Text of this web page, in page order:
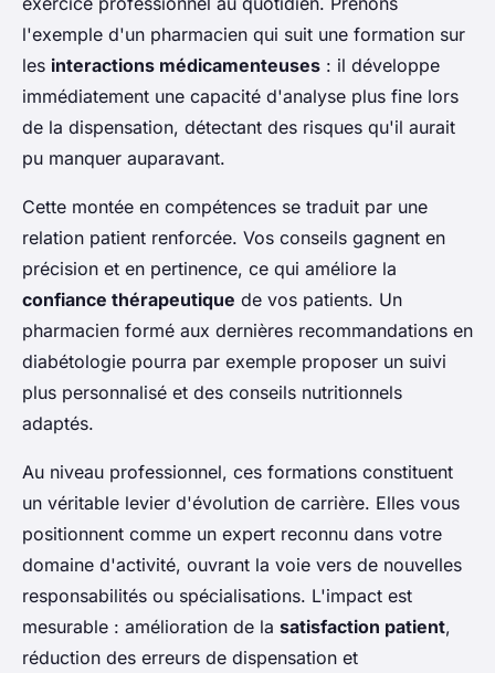
l'exemple d'un pharmacien qui suit une formation sur
les interactions médicamenteuses : il développe
immédiatement une capacité d'analyse plus fine lors
de la dispensation, détectant des risques qu'il aurait
pu manquer auparavant.
Cette montée en compétences se traduit par une
relation patient renforcée. Vos conseils gagnent en
précision et en pertinence, ce qui améliore la
confiance thérapeutique de vos patients. Un
pharmacien formé aux dernières recommandations en
diabétologie pourra par exemple proposer un suivi
plus personnalisé et des conseils nutritionnels
adaptés.
Au niveau professionnel, ces formations constituent
un véritable levier d'évolution de carrière. Elles vous
positionnent comme un expert reconnu dans votre
domaine d'activité, ouvrant la voie vers de nouvelles
responsabilités ou spécialisations. L'impact est
mesurable : amélioration de la satisfaction patient,
réduction des erreurs de dispensation et